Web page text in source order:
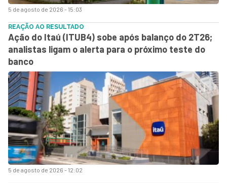
5 de agosto de 2026 - 15:03
5 de agosto de 2026 - 12:02
REAÇÃO AO RESULTADO
Ação do Itaú (ITUB4) sobe após balanço do 2T26;
analistas ligam o alerta para o próximo teste do
banco